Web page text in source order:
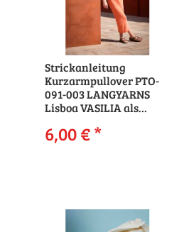
Strickanleitung
Kurzarmpullover PTO-
091-003 LANGYARNS
Lisboa VASILIA als
6,00 €*